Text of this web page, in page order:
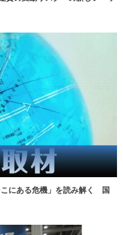
こにある危機」を読み解く 国